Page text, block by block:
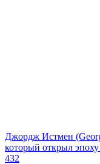
Джордж Истмен
который открыл
432